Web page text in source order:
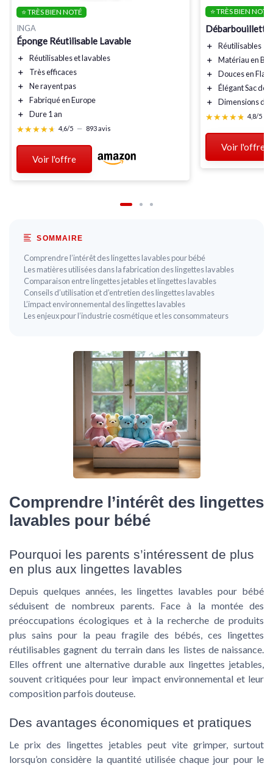
⭐ TRÈS BIEN NOTÉ
INGA
Éponge Réutilisable Lavable
＋ Réutilisablesetlavables
＋
Très efficaces
＋
Ne rayent pas
＋
Fabriqué en Europe
＋
Dure 1 an
★★★★★
★★★★★ 4,6/5 — 893 avis
Voir l'offre
⭐ TRÈS BIEN NOTÉ
＋
Réutilisables
＋
Matériau en
＋
Douces en
＋
Élégant Sac
＋
Dimensions de
★★★★★
★★★★★ 4,8/5
Voir l'offre
SOMMAIRE
Comprendre l’intérêt des lingettes lavables pour bébé
Les matières utilisées dans la fabrication des lingettes lavables
Comparaison entre lingettes jetables et lingettes lavables
Conseils d’utilisation et d’entretien des lingettes lavables
L’impact environnemental des lingettes lavables
Les enjeux pour l’industrie cosmétique et les consommateurs
Comprendre l’intérêt des lingettes
lavables pour bébé
Pourquoi les parents s’intéressent de plus
en plus aux lingettes lavables
Depuis quelques années, les lingettes lavables pour bébé
séduisent de nombreux parents. Face à la montée des
préoccupations écologiques et à la recherche de produits
plus sains pour la peau fragile des bébés, ces lingettes
réutilisables gagnent du terrain dans les listes de naissance.
Elles offrent une alternative durable aux lingettes jetables,
souvent critiquées pour leur impact environnemental et leur
composition parfois douteuse.
Des avantages économiques et pratiques
Le prix des lingettes jetables peut vite grimper, surtout
lorsqu’on considère la quantité utilisée chaque jour pour le